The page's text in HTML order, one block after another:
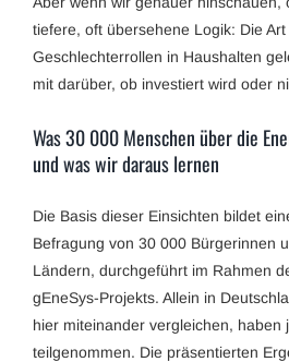
tiefere, oft übersehene Logik: Die
Geschlechterrollen in Haushalten
mit darüber, ob investiert wird oder
Was 30 000 Menschen über die
und was wir daraus lernen
Die Basis dieser Einsichten bildet
Befragung von 30 000 Bürgerinnen
Ländern, durchgeführt im Rahmen
gEneSys-Projekts. Allein in
hier miteinander vergleichen, haben
teilgenommen. Die präsentierten